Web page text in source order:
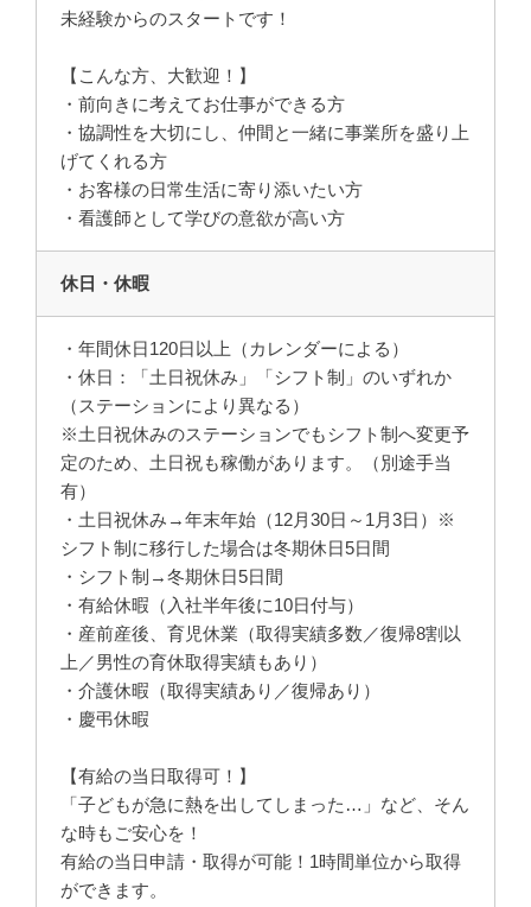
未経験からのスタートです！
【こんな方、大歓迎！】
・前向きに考えてお仕事ができる方
・協調性を大切にし、仲間と一緒に事業所を盛り上
げてくれる方
・お客様の日常生活に寄り添いたい方
・看護師として学びの意欲が高い方
休日・休暇
・年間休日120日以上（カレンダーによる）
・休日：「土日祝休み」「シフト制」のいずれか
（ステーションにより異なる）
※土日祝休みのステーションでもシフト制へ変更予
定のため、土日祝も稼働があります。（別途手当
有）
・土日祝休み→年末年始（12月30日～1月3日）※
シフト制に移行した場合は冬期休日5日間
・シフト制→冬期休日5日間
・有給休暇（入社半年後に10日付与）
・産前産後、育児休業（取得実績多数／復帰8割以
上／男性の育休取得実績もあり）
・介護休暇（取得実績あり／復帰あり）
・慶弔休暇
【有給の当日取得可！】
「子どもが急に熱を出してしまった…」など、そん
な時もご安心を！
有給の当日申請・取得が可能！1時間単位から取得
ができます。